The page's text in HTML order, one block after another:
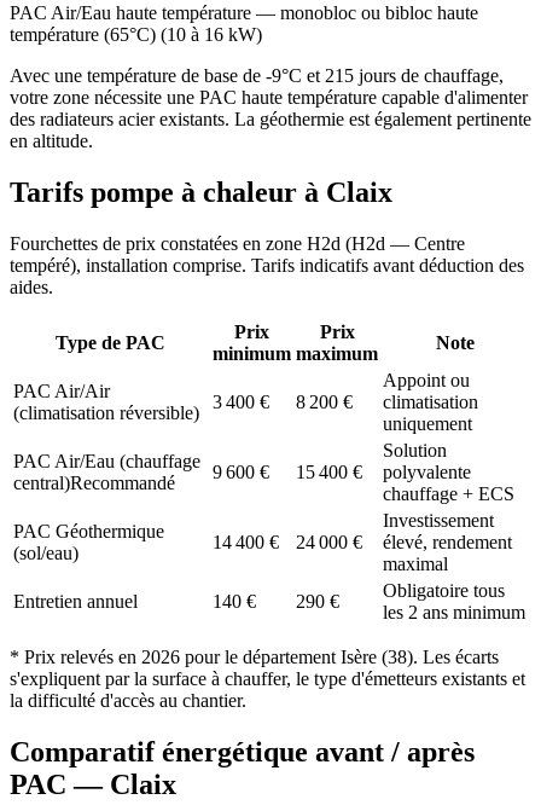
PAC Air/Eau haute température — monobloc ou bibloc haute
température (65°C) (10 à 16 kW)
Avec une température de base de -9°C et 215 jours de chauffage,
votre zone nécessite une PAC haute température capable d'alimenter
des radiateurs acier existants. La géothermie est également pertinente
en altitude.
Tarifs pompe à chaleur à Claix
Fourchettes de prix constatées en zone H2d (H2d — Centre
tempéré), installation comprise. Tarifs indicatifs avant déduction des
aides.
Type de PAC
Prix
minimum
Prix
maximum
Note
PAC Air/Air
(climatisation réversible)
3 400 € 8 200 €
Appoint ou
climatisation
uniquement
PAC Air/Eau (chauffage
central)Recommandé
9 600 € 15 400 €
Solution
polyvalente
chauffage + ECS
PAC Géothermique
(sol/eau)
14 400 € 24 000 €
Investissement
élevé, rendement
maximal
Entretien annuel
140 € 290 €
Obligatoire tous
les 2 ans minimum
* Prix relevés en 2026 pour le département Isère (38). Les écarts
s'expliquent par la surface à chauffer, le type d'émetteurs existants et
la difficulté d'accès au chantier.
Comparatif énergétique avant / après
PAC — Claix